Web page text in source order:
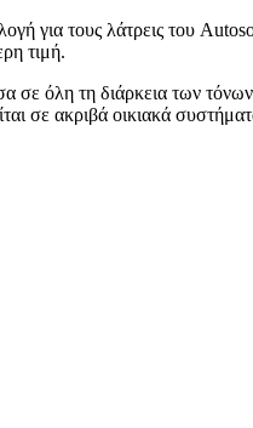
για τους λάτρεις του
τιμή.
όλη τη διάρκεια των τόνων
ακριβά οικιακά